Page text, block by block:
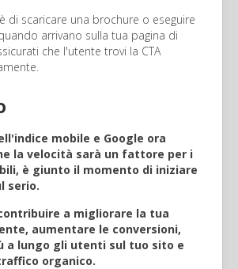
di scaricare una brochure o eseguire
arrivano sulla tua pagina di
che l'utente trovi la CTA
mobile e Google ora
la velocità sarà un fattore per i
è giunto il momento di iniziare
serio.
a migliorare la tua
aumentare le conversioni,
a lungo gli utenti sul tuo sito e
organico.